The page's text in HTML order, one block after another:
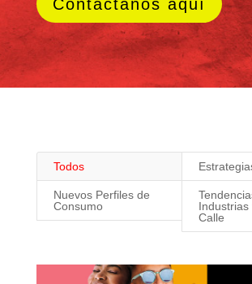
accionables, historias reales y
estratégicas que pueden inspirar
gran decisión.
Contáctanos aquí